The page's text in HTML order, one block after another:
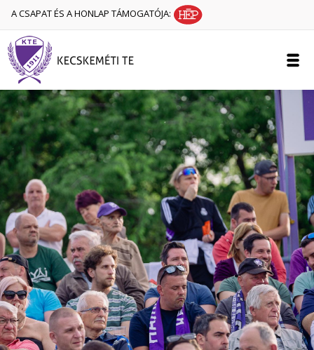
A CSAPAT ÉS A HONLAP TÁMOGATÓJA: